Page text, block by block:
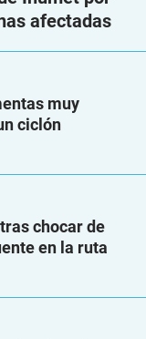
afectadas
muy
ciclón
chocar de
en la ruta